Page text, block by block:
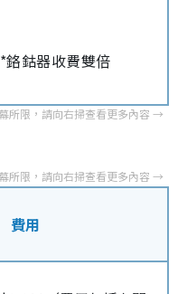
*鉻鈷器收費雙倍
費用